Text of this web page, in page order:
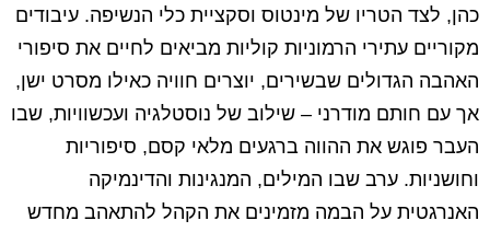
כהן, לצד הטריו של מינטוס וסקציית כלי הנשיפה. עיבודים
מקוריים עתירי הרמוניות קוליות מביאים לחיים את סיפורי
האהבה הגדולים שבשירים, יוצרים חוויה כאילו מסרט ישן,
אך עם חותם מודרני – שילוב של נוסטלגיה ועכשוויות, שבו
העבר פוגש את ההווה ברגעים מלאי קסם, סיפוריות
וחושניות. ערב שבו המילים, המנגינות והדינמיקה
האנרגטית על הבמה מזמינים את הקהל להתאהב מחדש